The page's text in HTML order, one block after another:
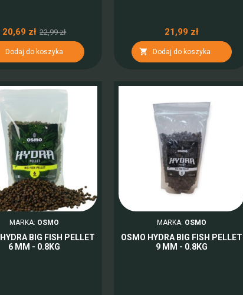
20,69 zł 22,99 zł
Dodaj do koszyka
21,99 zł
 Dodaj do koszyka
MARKA: OSMO
BIG FISH PELLET
6 MM - 0.8KG
MARKA: OSMO
OSMO HYDRA BIG FISH PELLET
9 MM - 0.8KG